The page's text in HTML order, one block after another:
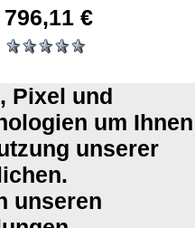
796,11€
Pixel und
um Ihnen
unserer
unseren